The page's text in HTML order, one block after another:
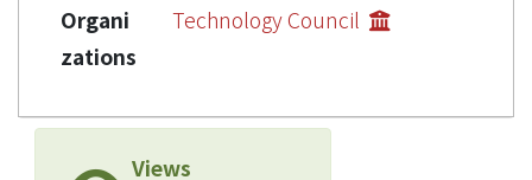
Organi
zations
Technology Council
Views